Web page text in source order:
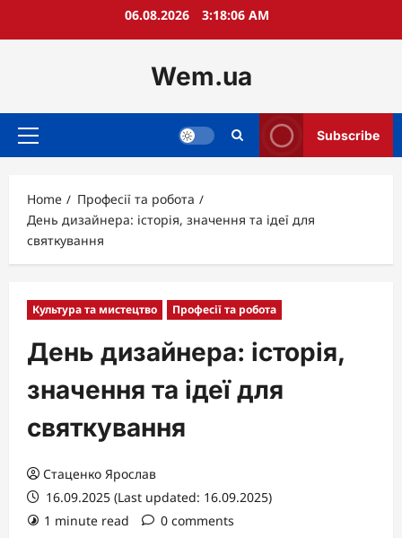
06.08.2026 3:18:07 AM
Wem.ua
Primary
Subscribe
Home
Професії та робота
День дизайнера: історія, значення та ідеї для
святкування
Культура та мистецтво Професії та робота
День дизайнера: історія,
значення та ідеї для
святкування
Стаценко Ярослав
16.09.2025 (Last updated: 16.09.2025)
1 minute read
0 comments